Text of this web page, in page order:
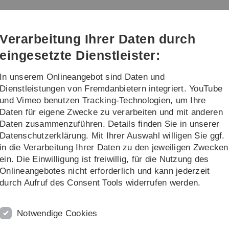
Direkt
Direkt
Direkt
(Sprache,
Drucken,
Social
Direkt
Direkt
...
Lehrveranstaltungen
Psychologie im Sommersemester
Raum
47.1.507
Verfahren im
wirkt wie, wann, wo und für wen?
47.1.507
Verarbeitung Ihrer Daten durch
eingesetzte Dienstleister:
In unserem Onlineangebot sind Daten und
Dienstleistungen von Fremdanbietern integriert. YouTube
und Vimeo benutzen Tracking-Technologien, um Ihre
Daten für eigene Zwecke zu verarbeiten und mit anderen
Daten zusammenzuführen. Details finden Sie in unserer
Datenschutzerklärung. Mit Ihrer Auswahl willigen Sie ggf.
in die Verarbeitung Ihrer Daten zu den jeweiligen Zwecken
ein. Die Einwilligung ist freiwillig, für die Nutzung des
Onlineangebotes nicht erforderlich und kann jederzeit
durch Aufruf des Consent Tools widerrufen werden.
Notwendige Cookies